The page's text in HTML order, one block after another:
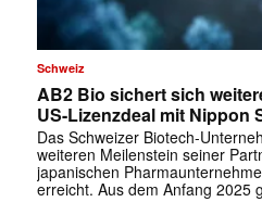
Schweiz
AB2 Bio sichert sich
US-Lizenzdeal mit Nippon
Das Schweizer Biotech-
weiteren Meilenstein seiner
japanischen
erreicht. Aus dem Anfang 2025